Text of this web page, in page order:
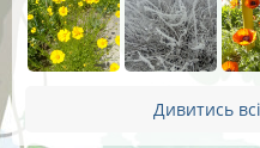
Дивитись всі